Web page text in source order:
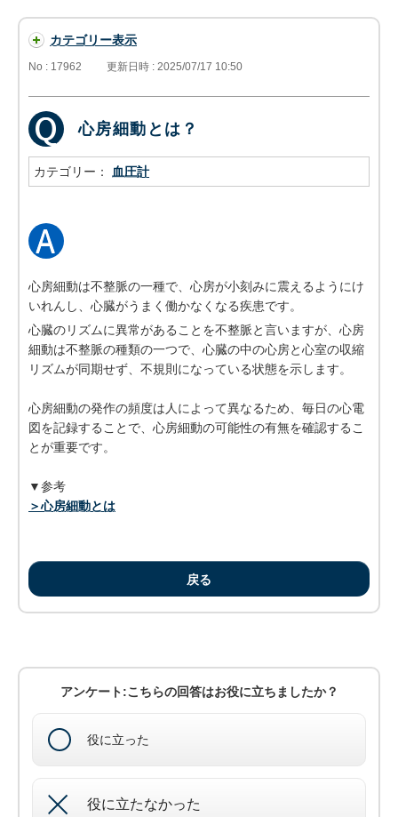
カテゴリー表示
No : 17962 更新日時 : 2025/07/17 10:50
心房細動とは？
カテゴリー： 血圧計
心房細動は不整脈の一種で、心房が小刻みに震えるようにけ
いれんし、心臓がうまく働かなくなる疾患です。
心臓のリズムに異常があることを不整脈と言いますが、心房
細動は不整脈の種類の一つで、心臓の中の心房と心室の収縮
リズムが同期せず、不規則になっている状態を示します。
心房細動の発作の頻度は人によって異なるため、毎日の心電
図を記録することで、心房細動の可能性の有無を確認するこ
とが重要です。
▼参考
＞心房細動とは
戻る
アンケート:こちらの回答はお役に立ちましたか？
役に立った
役に立たなかった